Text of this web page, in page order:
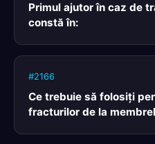
Primul ajutor în caz de
constă în:
#2166
Ce trebuie să folosiţi
fracturilor de la